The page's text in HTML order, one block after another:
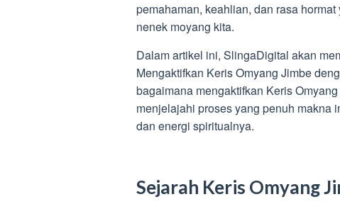
pemahaman, keahlian, dan rasa
nenek moyang kita.
Dalam artikel ini, SlingaDigital akan
Mengaktifkan Keris Omyang Jimbe
bagaimana mengaktifkan Keris
menjelajahi proses yang penuh makna
dan energi spiritualnya.
Sejarah Keris Omyang